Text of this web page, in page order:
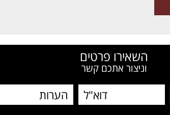
השאירו פרטים
וניצור אתכם קשר